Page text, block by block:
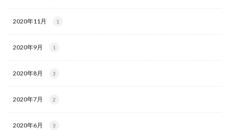
2020年11月 1
2020年9月 1
2020年8月 3
2020年7月 2
2020年6月 3